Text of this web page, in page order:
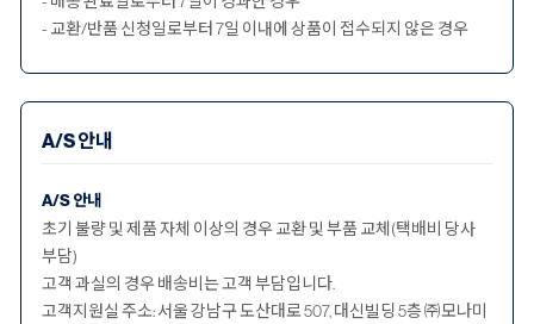
- 교환/반품 신청일로부터 7일 이내에 상품이 접수되지 않은 경우
A/S 안내
A/S 안내
초기 불량 및 제품 자체 이상의 경우 교환 및 부품 교체(택배비 당사
부담)
고객 과실의 경우 배송비는 고객 부담입니다.
고객지원실 주소: 서울 강남구 도산대로 507, 대신빌딩 5층 ㈜모나미